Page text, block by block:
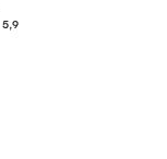
5,9